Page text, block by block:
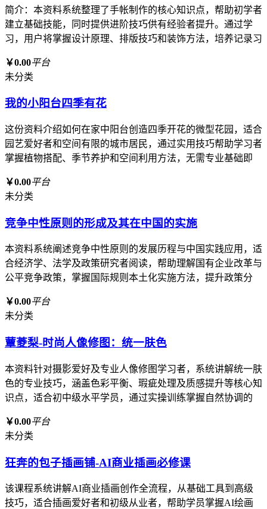
简介：本资料系统整理了手帐制作的核心知识点，帮助初学者
建立基础技能，同时提供进阶技巧供有经验者提升。通过学
习，用户将掌握设计原理、排版技巧和装饰方法，培养记录习
￥0.00平台
未分类
我的小阳台四季有花
这份资料介绍如何在家中阳台创造四季开花的微型花园，适合
园艺爱好者和空间有限的城市居民，通过实用技巧帮助学习者
掌握植物搭配、季节养护和空间利用方法，无需专业基础即
￥0.00平台
未分类
竞争中性原则的形成及其在中国的实施
本资料系统阐述竞争中性原则的发展历程与中国实践应用，适
合经济学、法学及政策研究者阅读，帮助理解国有企业改革与
公平竞争政策，掌握国际规则本土化实施方法，提升政策分
￥0.00平台
未分类
蕈菱梨-时尚人像修图：统一肤色
本资料针对摄影爱好及专业人像修图学习者，系统讲解统一肤
色的专业技巧，涵盖色彩平衡、瑕疵处理及质感提升等核心知
识点，适合初中级水平学员，通过实操训练掌握自然协调的
￥0.00平台
未分类
狂奔的包子插画铺-AI商业插画必修课
该课程系统讲解AI商业插画创作全流程，从基础工具到高级
技巧，适合插画爱好者和初级从业者，帮助学员掌握AI绘画